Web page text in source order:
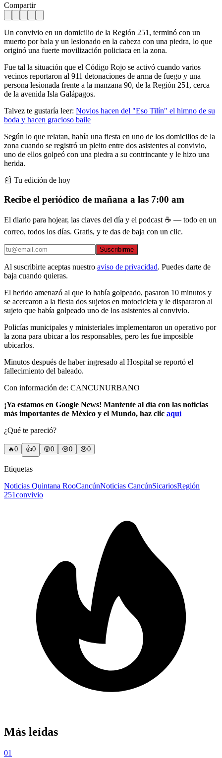
Compartir
Un convivio en un domicilio de la Región 251, terminó con un
muerto por bala y un lesionado en la cabeza con una piedra, lo que
originó una fuerte movilización policiaca en la zona.
Fue tal la situación que el Código Rojo se activó cuando varios
vecinos reportaron al 911 detonaciones de arma de fuego y una
persona lesionada frente a la manzana 90, de la Región 251, cerca
de la avenida Isla Galápagos.
Talvez te gustaría leer: Novios hacen del "Eso Tilín" el himno de su
boda y hacen gracioso baile
Según lo que relatan, había una fiesta en uno de los domicilios de la
zona cuando se registró un pleito entre dos asistentes al convivio,
uno de ellos golpeó con una piedra a su contrincante y le hizo una
herida.
📰 Tu edición de hoy
Recibe el periódico de mañana a las 7:00 am
El diario para hojear, las claves del día y el podcast ☕ — todo en un
correo, todos los días. Gratis, y te das de baja con un clic.
Suscribirme
Al suscribirte aceptas nuestro aviso de privacidad. Puedes darte de
baja cuando quieras.
El herido amenazó al que lo había golpeado, pasaron 10 minutos y
se acercaron a la fiesta dos sujetos en motocicleta y le dispararon al
sujeto que había golpeado uno de los asistentes al convivio.
Policías municipales y ministeriales implementaron un operativo por
la zona para ubicar a los responsables, pero les fue imposible
ubicarlos.
Minutos después de haber ingresado al Hospital se reportó el
fallecimiento del baleado.
Con información de: CANCUNURBANO
¡Ya estamos en Google News! Mantente al día con las noticias
más importantes de México y el Mundo, haz clic aquí
¿Qué te pareció?
🔥0 👍0 😲0 😢0 😠0
Etiquetas
Noticias Quintana RooCancúnNoticias CancúnSicariosRegión
251convivio
Más leídas
01